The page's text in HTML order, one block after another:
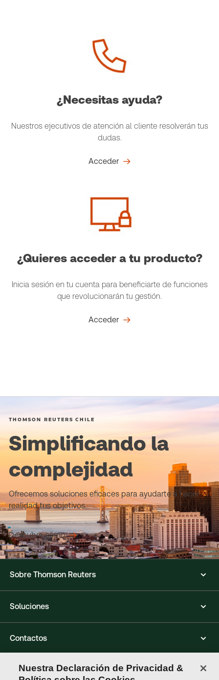
¿Necesitas ayuda?
Nuestros ejecutivos de atención al cliente resolverán tus
dudas.
Acceder
¿Quieres acceder a tu producto?
Inicia sesión en tu cuenta para beneficiarte de funciones
que revolucionarán tu gestión.
Acceder
THOMSON REUTERS CHILE
Simplificando la
complejidad
Ofrecemos soluciones eficaces para ayudarte a hacer
realidad tus objetivos.
Descubre cómo
Sobre Thomson Reuters
Soluciones
Contactos
Conéctate con nosotros
Nuestra Declaración de Privacidad &